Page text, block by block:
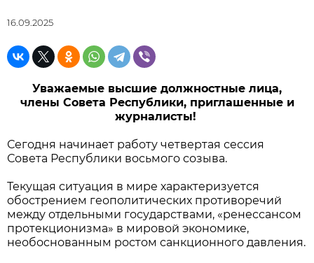
16.09.2025
Уважаемые высшие должностные лица,
члены Совета Республики, приглашенные и
журналисты!
Сегодня начинает работу четвертая сессия
Совета Республики восьмого созыва.
Текущая ситуация в мире характеризуется
обострением геополитических противоречий
между отдельными государствами, «ренессансом
протекционизма» в мировой экономике,
необоснованным ростом санкционного давления.